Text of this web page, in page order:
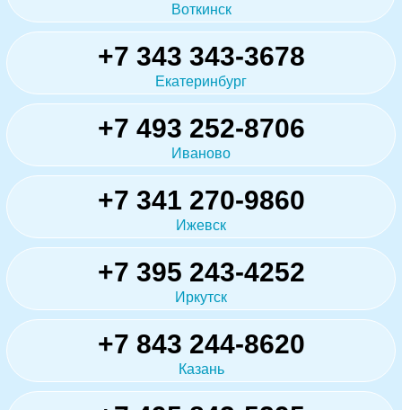
Воткинск
+7 343 343-3678
Екатеринбург
+7 493 252-8706
Иваново
+7 341 270-9860
Ижевск
+7 395 243-4252
Иркутск
+7 843 244-8620
Казань